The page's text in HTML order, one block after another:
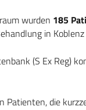
wurden 185
in
(S Ex Reg)
Patienten, die